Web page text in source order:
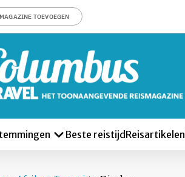
MAGAZINE TOEVOEGEN
Beste reistijd Reisartikelen